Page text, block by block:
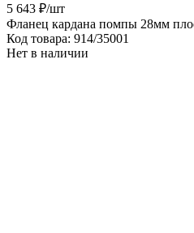
5 643 ₽/шт
Фланец кардана помпы 28мм
Код товара: 914/35001
Нет в наличии